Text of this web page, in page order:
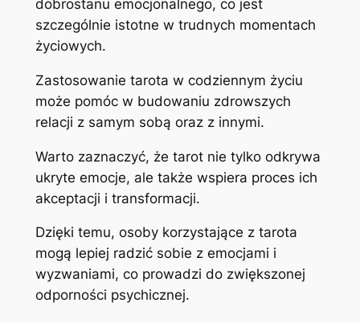
dobrostanu emocjonalnego, co jest
szczególnie istotne w trudnych momentach
życiowych.
Zastosowanie tarota w codziennym życiu
może pomóc w budowaniu zdrowszych
relacji z samym sobą oraz z innymi.
Warto zaznaczyć, że tarot nie tylko odkrywa
ukryte emocje, ale także wspiera proces ich
akceptacji i transformacji.
Dzięki temu, osoby korzystające z tarota
mogą lepiej radzić sobie z emocjami i
wyzwaniami, co prowadzi do zwiększonej
odporności psychicznej.